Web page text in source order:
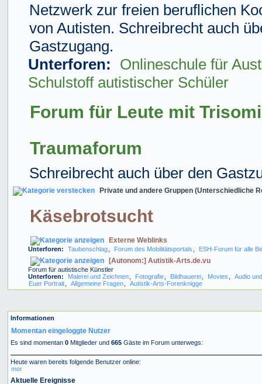
Netzwerk zur freien beruflichen
von Autisten. Schreibrecht auch
Gastzugang.
Unterforen: Onlineschule für
Schulstoff autistischer Schüler
Forum für Leute mit
Traumaforum
Schreibrecht auch über den
Private und andere Gruppen (Unterschiedliche
Käsebrotsucht
Externe Weblinks
Unterforen: Taubenschlag Forum des Mobilitätsportals ESH-Forum für alle
[Autonom:] Autistik-Arts.de.vu
Forum für autistische Künstler
Unterforen:
Malerei und Zeichnen Fotografie Bildhauerei Movies
Audio
Euer Portrait
Allgemeine Fragen Autistik-Arts-Forenknigge
Informationen
Momentan eingeloggte Nutzer
Es sind momentan 0Mitglieder und 665Gäste im Forum unterwegs:
Heute waren bereits folgende Benutzer online:
mor
Aktuelle Ereignisse